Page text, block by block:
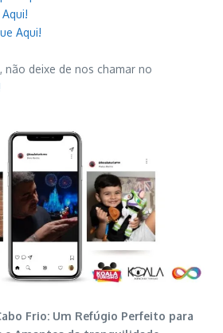
Aqui!
não deixe de nos chamar no
Frio: Um Refúgio Perfeito para